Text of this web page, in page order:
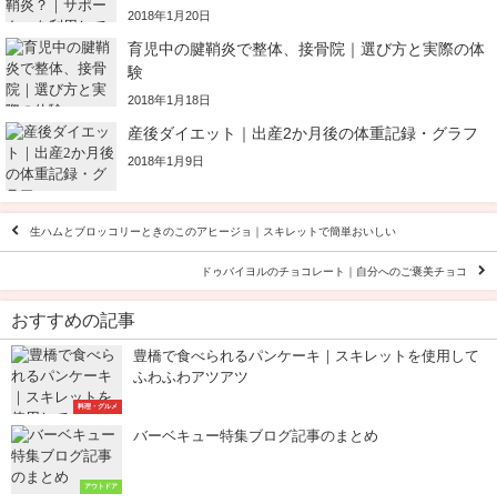
2018年1月20日
育児中の腱鞘炎で整体、接骨院｜選び方と実際の体
験
2018年1月18日
産後ダイエット｜出産2か月後の体重記録・グラフ
2018年1月9日
生ハムとブロッコリーときのこのアヒージョ｜スキレットで簡単おいしい
ドゥバイヨルのチョコレート｜自分へのご褒美チョコ
おすすめの記事
料理・グルメ
豊橋で食べられるパンケーキ｜スキレットを使用して
ふわふわアツアツ
アウトドア
バーベキュー特集ブログ記事のまとめ